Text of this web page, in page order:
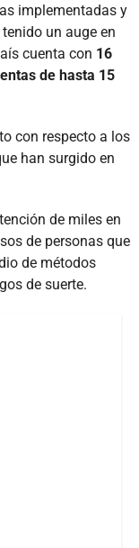
implementadas y
un auge en
cuenta con 16
de hasta 15
con respecto a los
han surgido en
de miles en
de personas que
de métodos
de suerte.